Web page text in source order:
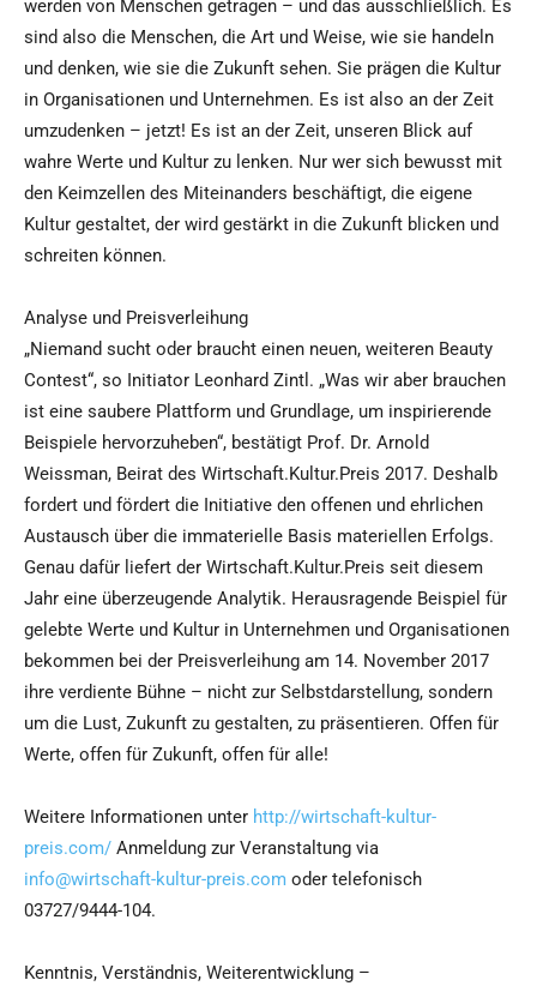
werden von Menschen getragen – und das ausschließlich. Es
sind also die Menschen, die Art und Weise, wie sie handeln
und denken, wie sie die Zukunft sehen. Sie prägen die Kultur
in Organisationen und Unternehmen. Es ist also an der Zeit
umzudenken – jetzt! Es ist an der Zeit, unseren Blick auf
wahre Werte und Kultur zu lenken. Nur wer sich bewusst mit
den Keimzellen des Miteinanders beschäftigt, die eigene
Kultur gestaltet, der wird gestärkt in die Zukunft blicken und
schreiten können.
Analyse und Preisverleihung
„Niemand sucht oder braucht einen neuen, weiteren Beauty
Contest“, so Initiator Leonhard Zintl. „Was wir aber brauchen
ist eine saubere Plattform und Grundlage, um inspirierende
Beispiele hervorzuheben“, bestätigt Prof. Dr. Arnold
Weissman, Beirat des Wirtschaft.Kultur.Preis 2017. Deshalb
fordert und fördert die Initiative den offenen und ehrlichen
Austausch über die immaterielle Basis materiellen Erfolgs.
Genau dafür liefert der Wirtschaft.Kultur.Preis seit diesem
Jahr eine überzeugende Analytik. Herausragende Beispiel für
gelebte Werte und Kultur in Unternehmen und Organisationen
bekommen bei der Preisverleihung am 14. November 2017
ihre verdiente Bühne – nicht zur Selbstdarstellung, sondern
um die Lust, Zukunft zu gestalten, zu präsentieren. Offen für
Werte, offen für Zukunft, offen für alle!
Weitere Informationen unter http://wirtschaft-kultur-
preis.com/ Anmeldung zur Veranstaltung via
info@wirtschaft-kultur-preis.com oder telefonisch
03727/9444-104.
Kenntnis, Verständnis, Weiterentwicklung –